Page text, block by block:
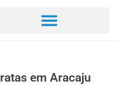
em Aracaju